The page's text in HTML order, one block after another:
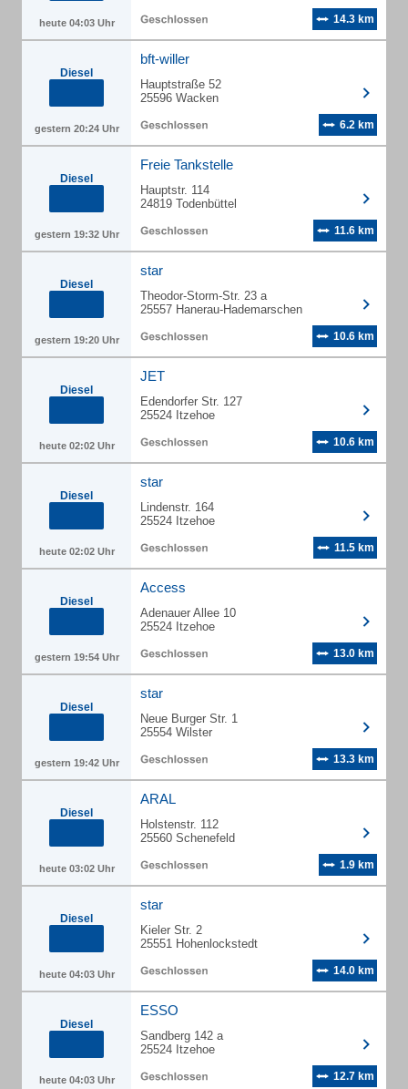
heute 04:03 Uhr 14.3 km
Diesel
gestern 20:24 Uhr
bft-willer
Hauptstraße 52
25596 Wacken
6.2 km
Diesel
gestern 19:32 Uhr
Freie Tankstelle
Hauptstr. 114
24819 Todenbüttel
11.6 km
Diesel
gestern 19:20 Uhr
star
Theodor-Storm-Str. 23 a
25557 Hanerau-Hademarschen
10.6 km
Diesel
heute 02:02 Uhr
JET
Edendorfer Str. 127
25524 Itzehoe
10.6 km
Diesel
heute 02:02 Uhr
star
Lindenstr. 164
25524 Itzehoe
11.5 km
Diesel
gestern 19:54 Uhr
Access
Adenauer Allee 10
25524 Itzehoe
13.0 km
Diesel
gestern 19:42 Uhr
star
Neue Burger Str. 1
25554 Wilster
13.3 km
Diesel
heute 03:02 Uhr
ARAL
Holstenstr. 112
25560 Schenefeld
1.9 km
Diesel
heute 04:03 Uhr
star
Kieler Str. 2
25551 Hohenlockstedt
14.0 km
Diesel
heute 04:03 Uhr
ESSO
Sandberg 142 a
25524 Itzehoe
12.7 km